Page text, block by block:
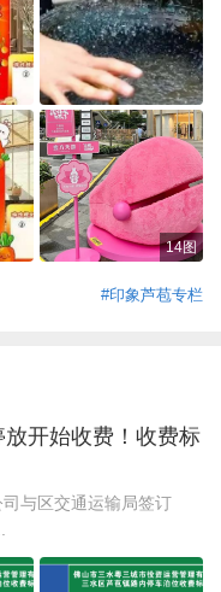
14图
#印象芦苞专栏
开始收费！收费标
与区交通运输局签订